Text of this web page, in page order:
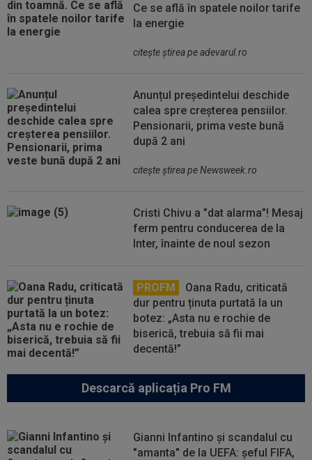
Ce se află în spatele noilor tarife
la energie
citeşte ştirea pe adevarul.ro
Anunțul președintelui deschide
calea spre creșterea pensiilor.
Pensionarii, prima veste bună
după 2 ani
citeşte ştirea pe Newsweek.ro
Cristi Chivu a ”dat alarma”! Mesaj
ferm pentru conducerea de la
Inter, înainte de noul sezon
PROFM
Oana Radu, criticată
dur pentru ținuta purtată la un
botez: „Asta nu e rochie de
biserică, trebuia să fii mai
decentă!”
Descarcă aplicația Pro FM
Gianni Infantino și scandalul cu
"amanta" de la UEFA: șeful FIFA,